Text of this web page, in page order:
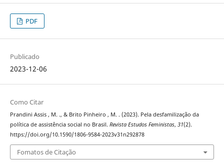
PDF
Publicado
2023-12-06
Como Citar
Prandini Assis , M. ., & Brito Pinheiro , M. . (2023). Pela desfamilização da
política de assistência social no Brasil. Revista Estudos Feministas, 31(2).
https://doi.org/10.1590/1806-9584-2023v31n292878
Fomatos de Citação